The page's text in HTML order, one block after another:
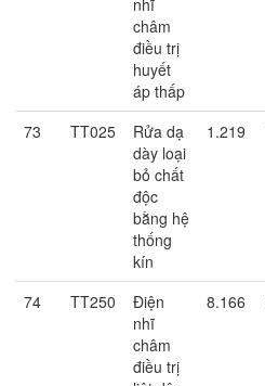
châm
điều trị
huyết
áp thấp
73 TT025
Rửa dạ
dày loại
bỏ chất
độc
bằng hệ
thống
kín
1.219
74 TT250
Điện
nhĩ
châm
điều trị
8.166